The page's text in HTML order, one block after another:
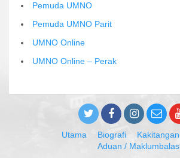
Pemuda UMNO
Pemuda UMNO Parit
UMNO Online
UMNO Online – Perak
Utama Biografi Kakitangan
Aduan / Maklumbalas